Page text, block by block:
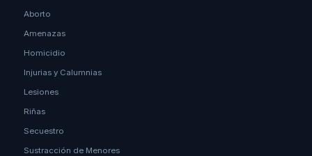
Aborto
Amenazas
Homicidio
Injurias y Calumnias
Lesiones
Riñas
Secuestro
Sustracción de Menores